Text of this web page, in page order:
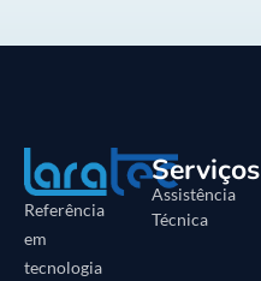
Referência
em
tecnologia
Serviços
Assistência
Técnica